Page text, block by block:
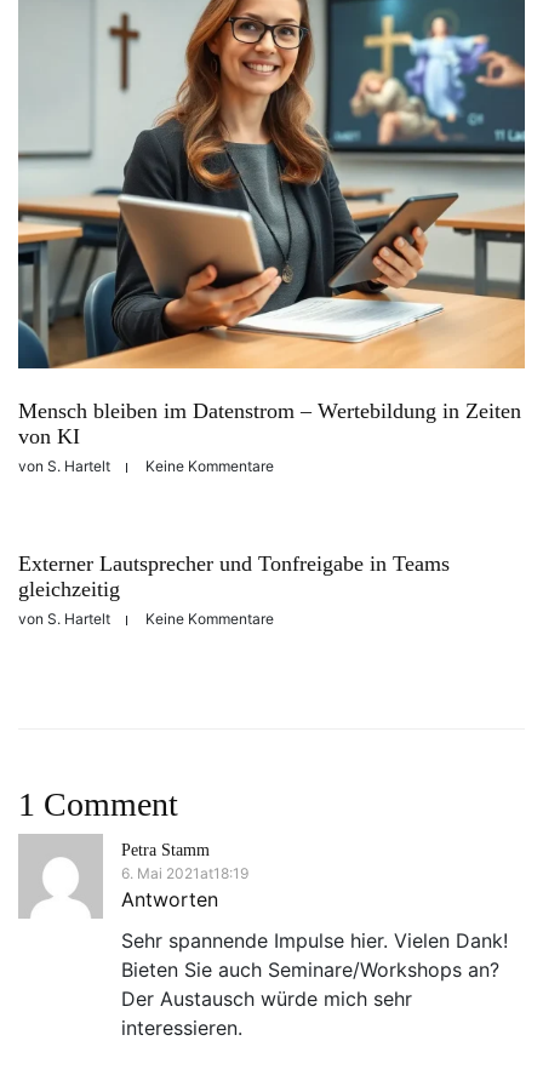
Mensch bleiben im Datenstrom – Wertebildung in Zeiten
von KI
von S. Hartelt Keine Kommentare
Externer Lautsprecher und Tonfreigabe in Teams
gleichzeitig
von S. Hartelt Keine Kommentare
1 Comment
Petra Stamm
6. Mai 2021at18:19
Antworten
Sehr spannende Impulse hier. Vielen Dank!
Bieten Sie auch Seminare/Workshops an?
Der Austausch würde mich sehr
interessieren.